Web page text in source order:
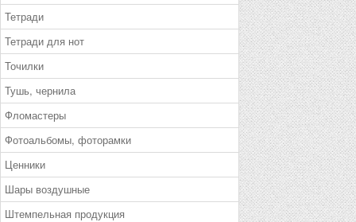
Тетради
Тетради для нот
Точилки
Тушь, чернила
Фломастеры
Фотоальбомы, фоторамки
Ценники
Шары воздушные
Штемпельная продукция